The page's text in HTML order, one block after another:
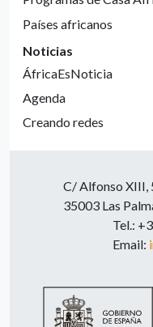
Países africanos
Noticias
ÁfricaEsNoticia
Agenda
Creando redes
C/ Alfonso XIII,
35003 Las
Tel.:
Email: